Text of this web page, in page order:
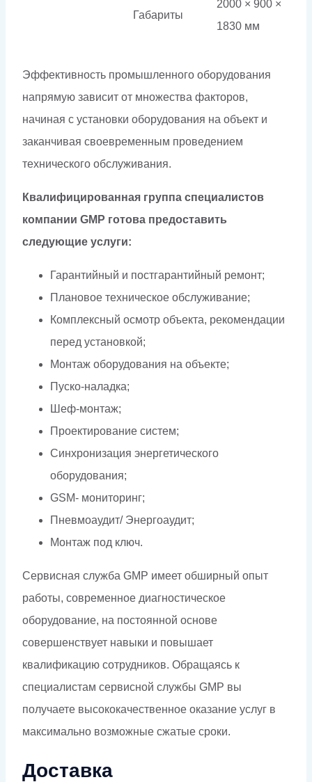
Габариты
2000 × 900 ×
1830 мм
Эффективность промышленного оборудования
напрямую зависит от множества факторов,
начиная с установки оборудования на объект и
заканчивая своевременным проведением
технического обслуживания.
Квалифицированная группа специалистов
компании GMP готова предоставить
следующие услуги:
Гарантийный и постгарантийный ремонт;
Плановое техническое обслуживание;
Комплексный осмотр объекта, рекомендации
перед установкой;
Монтаж оборудования на объекте;
Пуско-наладка;
Шеф-монтаж;
Проектирование систем;
Синхронизация энергетического
оборудования;
GSM- мониторинг;
Пневмоаудит/ Энергоаудит;
Монтаж под ключ.
Сервисная служба GMP имеет обширный опыт
работы, современное диагностическое
оборудование, на постоянной основе
совершенствует навыки и повышает
квалификацию сотрудников. Обращаясь к
специалистам сервисной службы GMP вы
получаете высококачественное оказание услуг в
максимально возможные сжатые сроки.
Доставка